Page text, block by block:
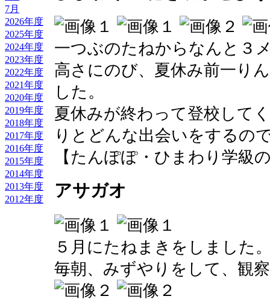
7月
2026年度
2025年度
2024年度
2023年度
2022年度
2021年度
2020年度
2019年度
2018年度
2017年度
2016年度
2015年度
2014年度
2013年度
2012年度
一つぶのたねからなんと３
高さにのび、夏休み前一り
した。
夏休みが終わって登校して
りとどんな出会いをするの
【たんぽぽ・ひまわり学級
アサガオ
５月にたねまきをしました
毎朝、みずやりをして、観